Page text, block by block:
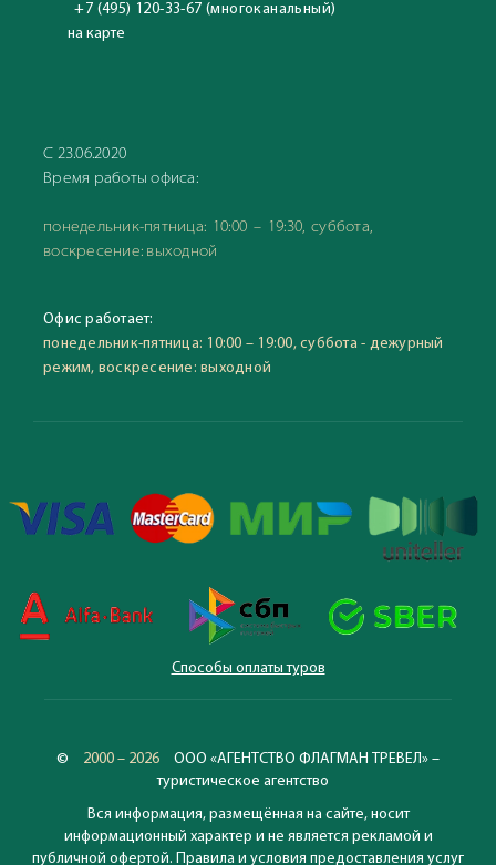
+7 (495) 120-33-67 (многоканальный)
на карте
С 23.06.2020
Время работы офиса:
понедельник-пятница: 10:00 – 19:30, суббота,
воскресение: выходной
Офис работает:
понедельник-пятница: 10:00 – 19:00, суббота - дежурный
режим, воскресение: выходной
Способы оплаты туров
© 2000 – 2026
ООО «АГЕНТСТВО ФЛАГМАН ТРЕВЕЛ» –
туристическое агентство
Вся информация, размещённая на сайте, носит
информационный характер и не является рекламой и
публичной офертой. Правила и условия предоставления услуг